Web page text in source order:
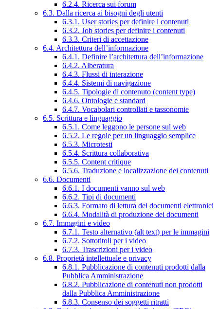
6.2.4. Ricerca sui forum
6.3. Dalla ricerca ai bisogni degli utenti
6.3.1. User stories per definire i contenuti
6.3.2. Job stories per definire i contenuti
6.3.3. Criteri di accettazione
6.4. Architettura dell’informazione
6.4.1. Definire l’architettura dell’informazione
6.4.2. Alberatura
6.4.3. Flussi di interazione
6.4.4. Sistemi di navigazione
6.4.5. Tipologie di contenuto (content type)
6.4.6. Ontologie e standard
6.4.7. Vocabolari controllati e tassonomie
6.5. Scrittura e linguaggio
6.5.1. Come leggono le persone sul web
6.5.2. Le regole per un linguaggio semplice
6.5.3. Microtesti
6.5.4. Scrittura collaborativa
6.5.5. Content critique
6.5.6. Traduzione e localizzazione dei contenuti
6.6. Documenti
6.6.1. I documenti vanno sul web
6.6.2. Tipi di documenti
6.6.3. Formato di lettura dei documenti elettronici
6.6.4. Modalità di produzione dei documenti
6.7. Immagini e video
6.7.1. Testo alternativo (alt text) per le immagini
6.7.2. Sottotitoli per i video
6.7.3. Trascrizioni per i video
6.8. Proprietà intellettuale e privacy
6.8.1. Pubblicazione di contenuti prodotti dalla
Pubblica Amministrazione
6.8.2. Pubblicazione di contenuti non prodotti
dalla Pubblica Amministrazione
6.8.3. Consenso dei soggetti ritratti